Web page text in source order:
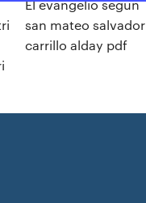
El evangelio segun
san mateo salvador
carrillo alday pdf